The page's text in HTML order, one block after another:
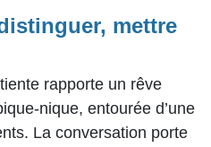
mettre
rapporte un rêve
nique, entourée d’une
La conversation porte